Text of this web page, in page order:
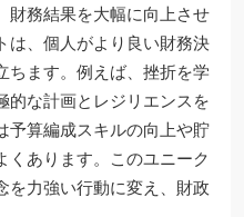
財務結果を大幅に向上させ
は、個人がより良い財務決
ちます。例えば、挫折を学
的な計画とレジリエンスを
予算編成スキルの向上や貯
くあります。このユニーク
を力強い行動に変え、財政